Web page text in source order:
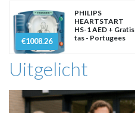
€1008.26
PHILIPS
HEARTSTART
HS-1 AED + Gratis
tas - Portugees
Uitgelicht